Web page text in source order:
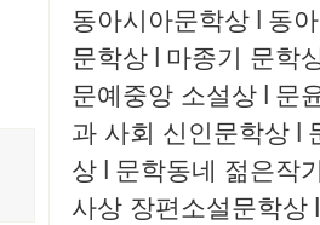
동아시아문학상 l 동
문학상 l 마종기 문학
문예중앙 소설상 l 문
과 사회 신인문학상 l
상 l 문학동네 젊은작
사상 장편소설문학상 l